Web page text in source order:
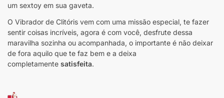
um sextoy em sua gaveta.
O Vibrador de Clitóris vem com uma missão especial, te fazer
sentir coisas incríveis, agora é com você, desfrute dessa
maravilha sozinha ou acompanhada, o importante é não deixar
de fora aquilo que te faz bem e a deixa
completamente satisfeita.